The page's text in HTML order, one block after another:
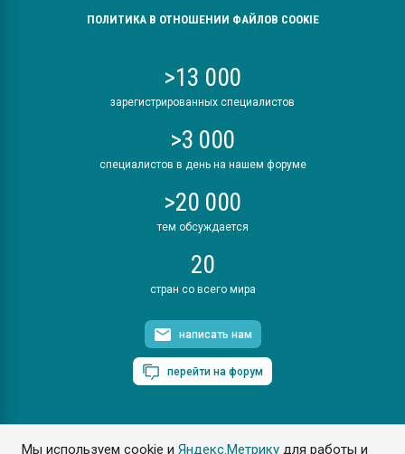
Мы используем cookie иЯндекс.Метрику для работы и
ПОЛИТИКА В ОТНОШЕНИИ ФАЙЛОВ COOKIE
>13 000
зарегистрированных специалистов
>3 000
специалистов в день на нашем форуме
>20 000
тем обсуждается
20
стран со всего мира
написать нам
перейти на форум
ПластЭксперт © 2006. Все права защищены